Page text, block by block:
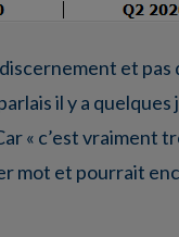
et
il y a
« c’est vraiment
mot et pourrait